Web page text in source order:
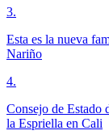
3.
Esta es la nueva
Nariño
4.
Consejo de Estado
la Espriella en Cali